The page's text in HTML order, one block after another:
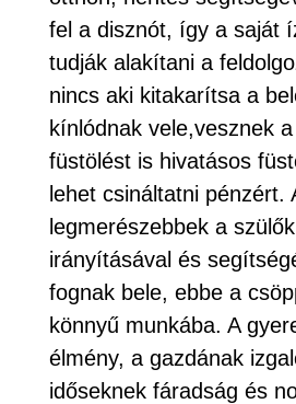
fel a disznót, így a saját
tudják alakítani a
nincs aki kitakarítsa a
kínlódnak vele,vesznek
füstölést is hivatásos
lehet csináltatni pénzért.
legmerészebbek a
irányításával és
fognak bele, ebbe a
könnyű munkába. A
élmény, a gazdának
időseknek fáradság és